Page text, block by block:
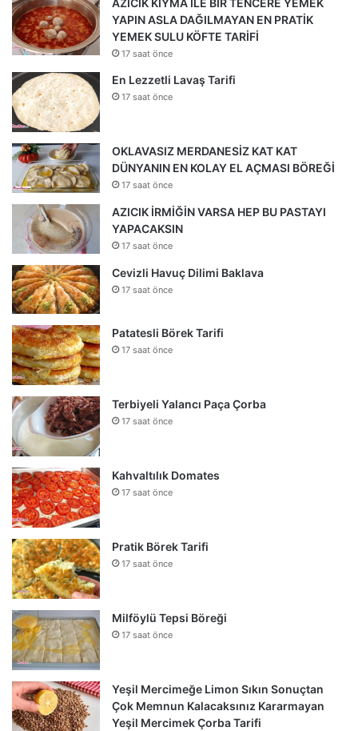
YAPIN ASLA DAĞILMAYAN EN PRATİK
YEMEK SULU KÖFTE TARİFİ
17 saat önce
En Lezzetli Lavaş Tarifi
17 saat önce
OKLAVASIZ MERDANESİZ KAT KAT
DÜNYANIN EN KOLAY EL AÇMASI BÖREĞİ
17 saat önce
AZICIK İRMİĞİN VARSA HEP BU PASTAYI
YAPACAKSIN
17 saat önce
Cevizli Havuç Dilimi Baklava
17 saat önce
Patatesli Börek Tarifi
17 saat önce
Terbiyeli Yalancı Paça Çorba
17 saat önce
Kahvaltılık Domates
17 saat önce
Pratik Börek Tarifi
17 saat önce
Milföylü Tepsi Böreği
17 saat önce
Yeşil Mercimeğe Limon Sıkın Sonuçtan
Çok Memnun Kalacaksınız Kararmayan
Yeşil Mercimek Çorba Tarifi